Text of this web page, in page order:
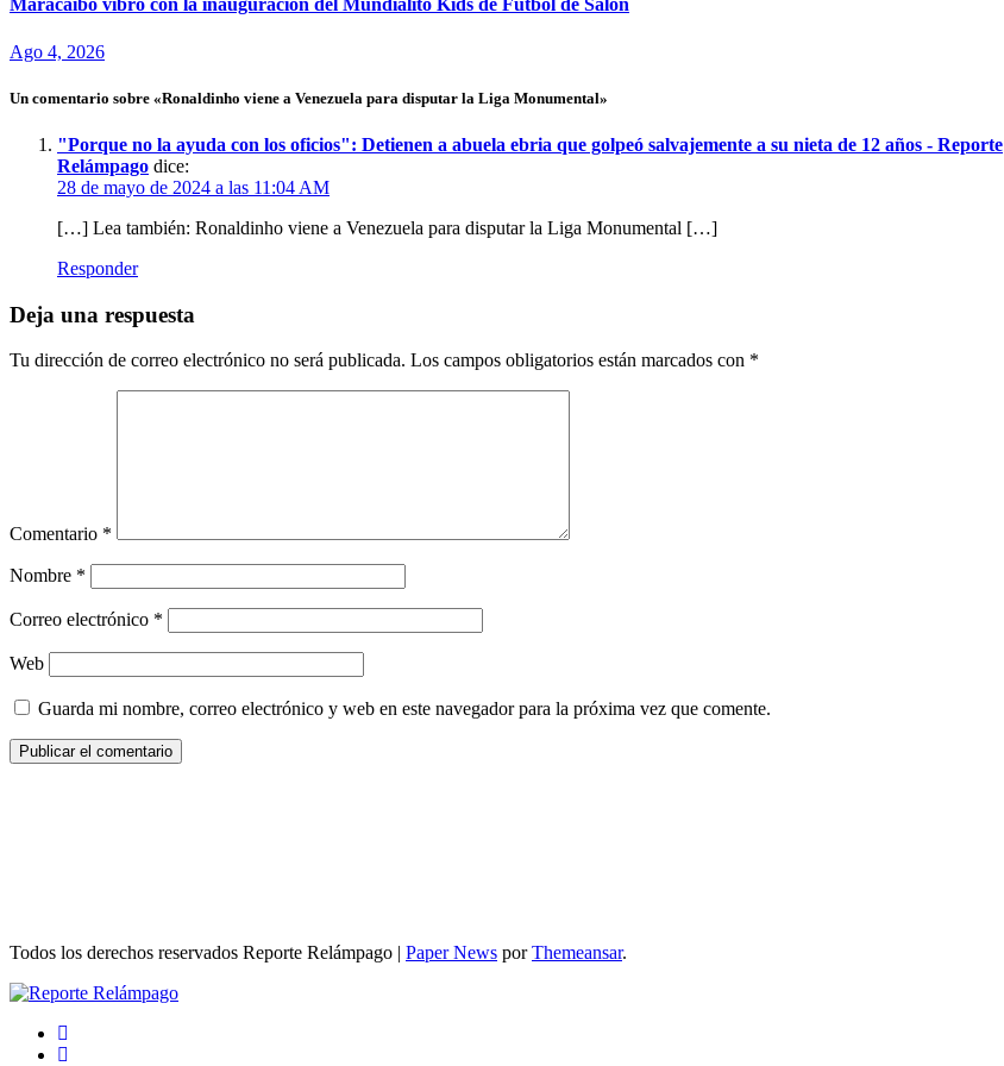
Maracaibo vibró con la inauguración del Mundialito Kids de Fútbol de Salón
Ago 4, 2026
Un comentario sobre «Ronaldinho viene a Venezuela para disputar la Liga Monumental»
"Porque no la ayuda con los oficios": Detienen a abuela ebria que golpeó salvajemente a su nieta de 12 años - Reporte
Relámpago dice:
28 de mayo de 2024 a las 11:04 AM
[…] Lea también: Ronaldinho viene a Venezuela para disputar la Liga Monumental […]
Responder
Deja una respuesta
Tu dirección de correo electrónico no será publicada. Los campos obligatorios están marcados con *
Comentario *
Nombre *
Correo electrónico *
Web
Guarda mi nombre, correo electrónico y web en este navegador para la próxima vez que comente.
Todos los derechos reservados Reporte Relámpago Paper News porThemeansar.